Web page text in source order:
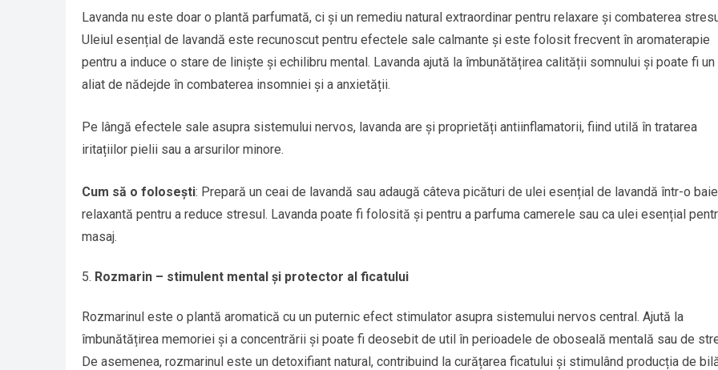
Lavanda nu este doar o plantă parfumată, ci și un remediu natural extraordinar pentru relaxare și combaterea
Uleiul esențial de lavandă este recunoscut pentru efectele sale calmante și este folosit frecvent în aromaterapie
pentru a induce o stare de liniște și echilibru mental. Lavanda ajută la îmbunătățirea calității somnului și poate fi un
aliat de nădejde în combaterea insomniei și a anxietății.
Pe lângă efectele sale asupra sistemului nervos, lavanda are și proprietăți antiinflamatorii, fiind utilă în tratarea
iritațiilor pielii sau a arsurilor minore.
Cum să o folosești: Prepară un ceai de lavandă sau adaugă câteva picături de ulei esențial de lavandă într-o baie
relaxantă pentru a reduce stresul. Lavanda poate fi folosită și pentru a parfuma camerele sau ca ulei esențial
masaj.
Rozmarin – stimulent mental și protector al ficatului
Rozmarinul este o plantă aromatică cu un puternic efect stimulator asupra sistemului nervos central. Ajută la
îmbunătățirea memoriei și a concentrării și poate fi deosebit de util în perioadele de oboseală mentală sau de
De asemenea, rozmarinul este un detoxifiant natural, contribuind la curățarea ficatului și stimulând producția de